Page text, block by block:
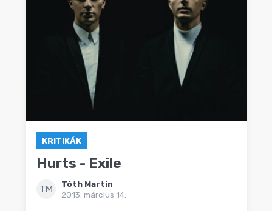
KRITIKÁK
Hurts - Exile
TM
Tóth Martin
2013. március 14.